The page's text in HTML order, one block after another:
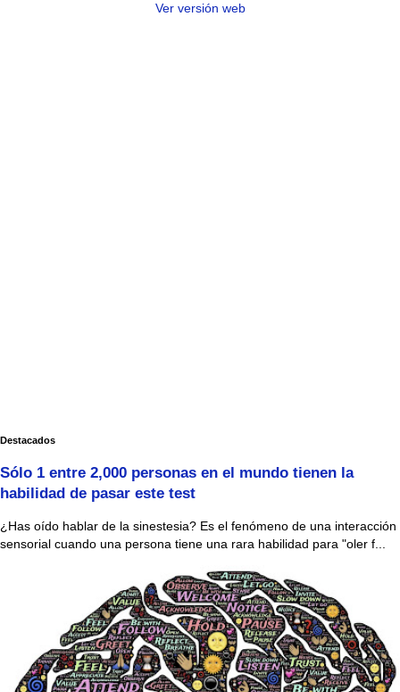
Ver versión web
Destacados
Sólo 1 entre 2,000 personas en el mundo tienen la
habilidad de pasar este test
¿Has oído hablar de la sinestesia? Es el fenómeno de una interacción
sensorial cuando una persona tiene una rara habilidad para "oler f...